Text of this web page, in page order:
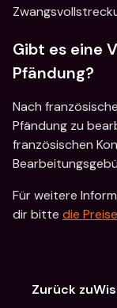
Gibt es eine
Pfändung?
Nach
Pfändung zu
französischen
Für weitere
dir bitte die
Zurück